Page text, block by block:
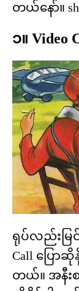
တယ်နော်။
၁။ Video
ရုပ်လည်းမြ
Call ပြော
တယ်။ အနီးစ